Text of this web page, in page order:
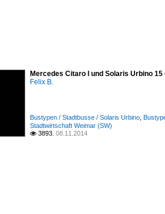
Mercedes Citaro I und Solaris Urbino
Felix B.
Bustypen / Stadtbusse / Solaris Urbino
Stadtwirtschaft Weimar (SW)
 3893. 08.11.2014